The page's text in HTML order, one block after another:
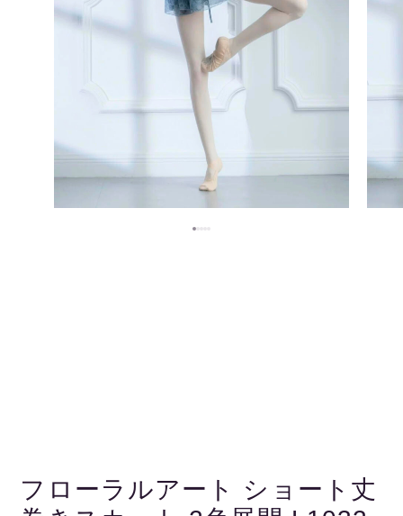
フローラルアート ショート丈